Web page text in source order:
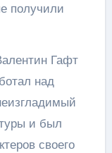
получили
Гафт
над
и был
своего